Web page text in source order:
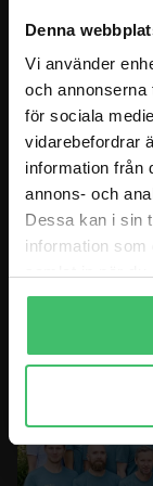
Denna
Vi använder
och annonserna
för sociala
vidarebefordrar
information från
annons- och
Dessa kan i sin
information som
BESÖKSADRESS
Göteborg: